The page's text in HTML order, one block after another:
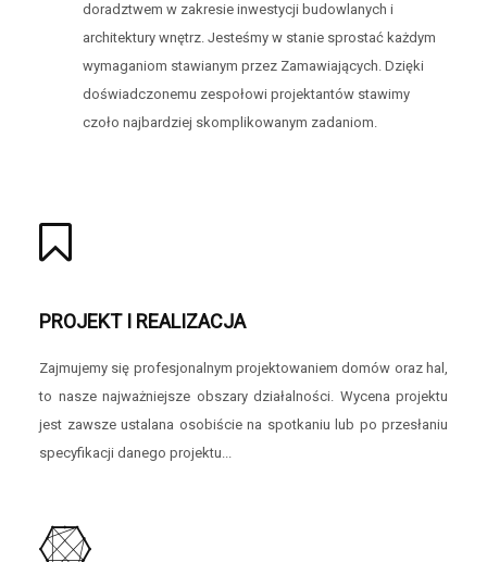
doradztwem w zakresie inwestycji budowlanych i
architektury wnętrz. Jesteśmy w stanie sprostać każdym
wymaganiom stawianym przez Zamawiających. Dzięki
doświadczonemu zespołowi projektantów stawimy
czoło najbardziej skomplikowanym zadaniom.
PROJEKT I REALIZACJA
Zajmujemy się profesjonalnym projektowaniem domów oraz hal,
to nasze najważniejsze obszary działalności. Wycena projektu
jest zawsze ustalana osobiście na spotkaniu lub po przesłaniu
specyfikacji danego projektu...